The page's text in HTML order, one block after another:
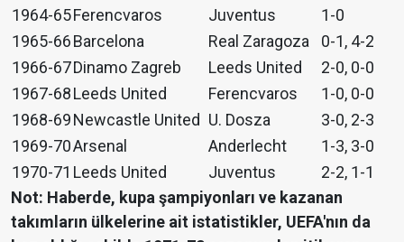
1964-65Ferencvaros Juventus
1-0
1965-66Barcelona Real Zaragoza
0-1, 4-2
1966-67Dinamo Zagreb Leeds United
2-0, 0-0
1967-68Leeds United Ferencvaros
1-0, 0-0
1968-69Newcastle United U. Dosza
3-0, 2-3
1969-70Arsenal Anderlecht
1-3, 3-0
1970-71 Leeds United Juventus
2-2, 1-1
Not: Haberde, kupa şampiyonları ve kazanan
takımların ülkelerine ait istatistikler, UEFA'nın da